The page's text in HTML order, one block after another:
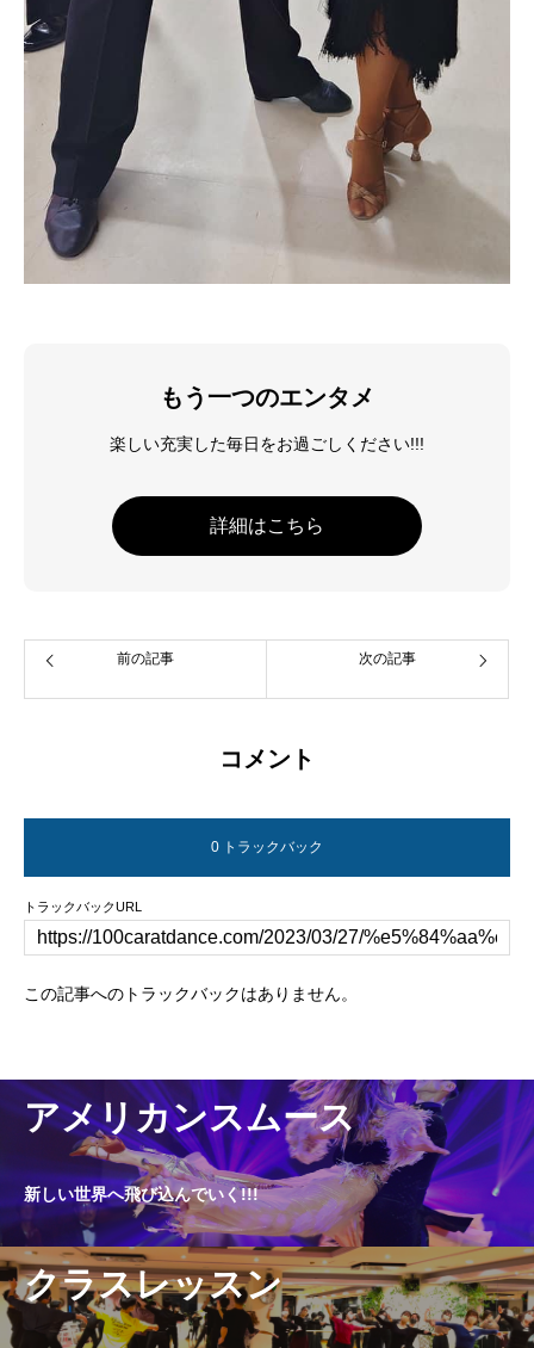
もう一つのエンタメ
楽しい充実した毎日をお過ごしください!!!
詳細はこちら
前の記事 次の記事
コメント
0 トラックバック
トラックバックURL
この記事へのトラックバックはありません。
アメリカンスムース
新しい世界へ飛び込んでいく!!!
クラスレッスン